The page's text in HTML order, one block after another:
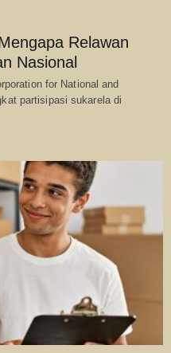
Relawan
Nasional
for National and
partisipasi sukarela di